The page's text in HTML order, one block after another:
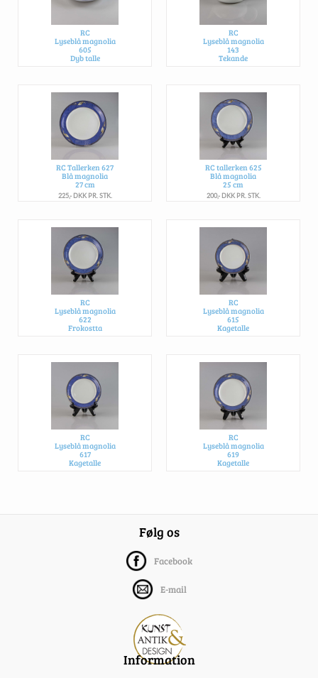
RC
Lyseblå magnolia
605
Dyb talle
RC
Lyseblå magnolia
143
Tekande
RC Tallerken 627
Blå magnolia
27 cm
225,- DKK PR. STK.
RC tallerken 625
Blå magnolia
25 cm
200,- DKK PR. STK.
RC
Lyseblå magnolia
622
Frokostta
RC
Lyseblå magnolia
615
Kagetalle
RC
Lyseblå magnolia
617
Kagetalle
RC
Lyseblå magnolia
619
Kagetalle
Følg os
Facebook
E-mail
Information